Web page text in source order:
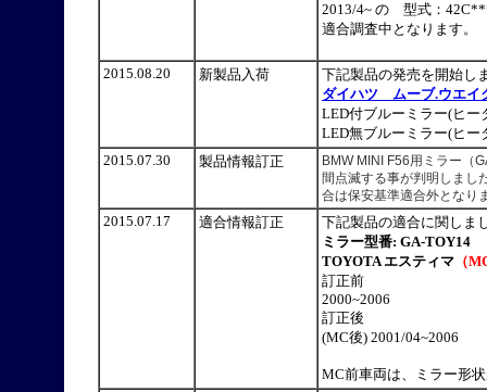
2013/4~ の 型式：
適合調査中となります。
2015.08.20 新製品入荷
下記製品の発売を開始
ダイハツ ムーブ.ウエイ
LED付ブルーミラー(ヒ
LED無ブルーミラー(ヒ
2015.07.30
製品情報訂正
BMW MINI F56用ミラー（
間点滅する事が判明しまし
合は保安基準適合外となり
2015.07.17 適合情報訂正
下記製品の適合に関し
ミラー型番: GA-TOY14
TOYOTA エスティマ （
訂正前
2000~2006
訂正後
(MC後) 2001/04~2006
MC前車両は、ミラー形